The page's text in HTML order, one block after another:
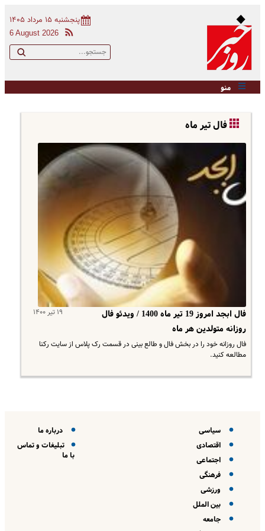
پنجشنبه ۱۵ مرداد ۱۴۰۵
6 August 2026
منو
فال تیر ماه
۱۹ تیر ۱۴۰۰
فال ابجد امروز 19 تیر ماه 1400 / ویدئو فال
روزانه متولدین هر ماه
فال روزانه خود را در بخش فال و طالع بینی در قسمت رک پلاس از سایت رکنا
مطالعه کنید.
سیاسی
اقتصادی
اجتماعی
فرهنگی
ورزشی
بین الملل
جامعه
درباره ما
تبلیغات و تماس
با ما